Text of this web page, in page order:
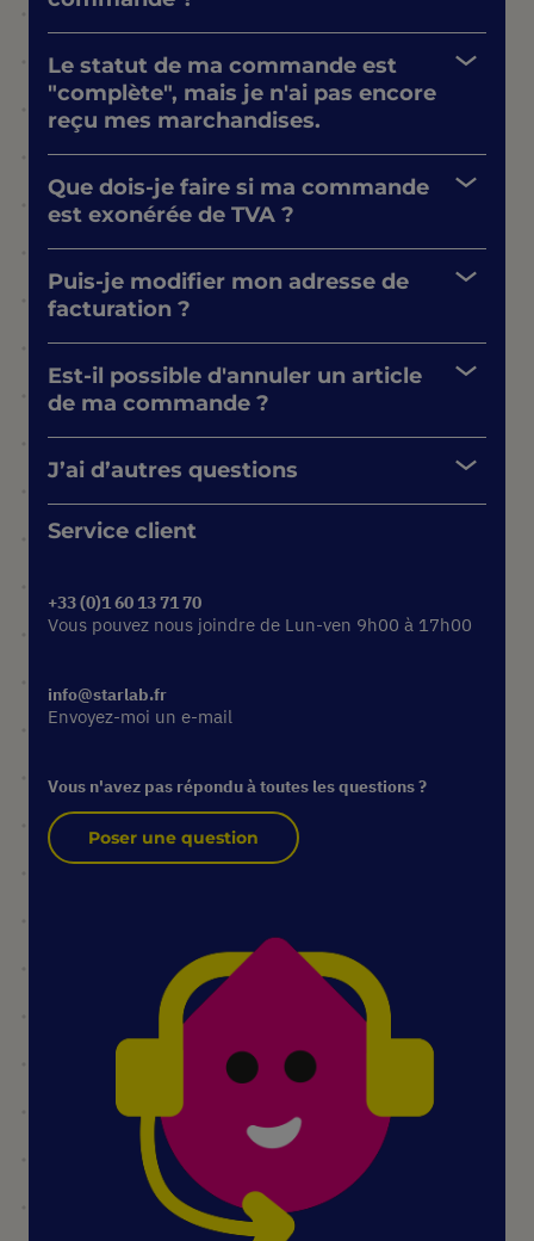
Le statut de ma commande est
"complète", mais je n'ai pas encore
reçu mes marchandises.
Que dois-je faire si ma commande
est exonérée de TVA ?
Puis-je modifier mon adresse de
facturation ?
Est-il possible d'annuler un article
de ma commande ?
J’ai d’autres questions
Service client
+33 (0)1 60 13 71 70
Vous pouvez nous joindre de Lun-ven 9h00 à 17h00
info@starlab.fr
Envoyez-moi un e-mail
Vous n'avez pas répondu à toutes les questions ?
Poser une question